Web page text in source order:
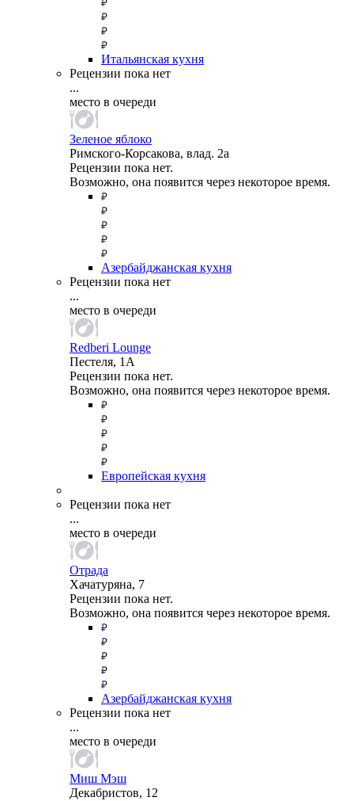
Итальянская кухня
Рецензии пока нет
...
место в очереди
Зеленое яблоко
Римского-Корсакова, влад. 2а
Рецензии пока нет.
Возможно, она появится через некоторое время.
Азербайджанская кухня
Рецензии пока нет
...
место в очереди
Redberi Lounge
Пестеля, 1А
Рецензии пока нет.
Возможно, она появится через некоторое время.
Европейская кухня
Рецензии пока нет
...
место в очереди
Отрада
Хачатуряна, 7
Рецензии пока нет.
Возможно, она появится через некоторое время.
Азербайджанская кухня
Рецензии пока нет
...
место в очереди
Миш Мэш
Декабристов, 12